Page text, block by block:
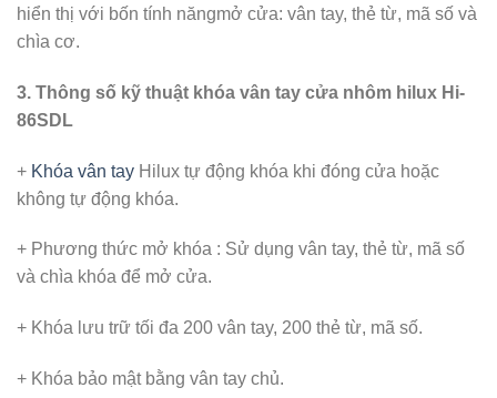
hiển thị với bốn tính năngmở cửa: vân tay, thẻ từ, mã số và
chìa cơ.
3. Thông số kỹ thuật khóa vân tay cửa nhôm hilux Hi-
86SDL
+ Khóa vân tay Hilux tự động khóa khi đóng cửa hoặc
không tự động khóa.
+ Phương thức mở khóa : Sử dụng vân tay, thẻ từ, mã số
và chìa khóa để mở cửa.
+ Khóa lưu trữ tối đa 200 vân tay, 200 thẻ từ, mã số.
+ Khóa bảo mật bằng vân tay chủ.